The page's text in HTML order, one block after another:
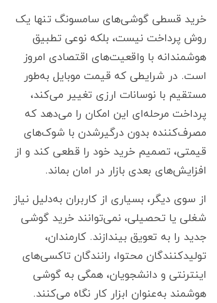
خرید قسطی گوشی‌های سامسونگ تنها یک
روش پرداخت نیست، بلکه نوعی تطبیق
هوشمندانه با واقعیت‌های اقتصادی امروز
است. در شرایطی که قیمت موبایل به‌طور
مستقیم با نوسانات ارزی تغییر می‌کند،
پرداخت مرحله‌ای این امکان را می‌دهد که
مصرف‌کننده بدون درگیرشدن با شوک‌های
قیمتی، تصمیم خرید خود را قطعی کند و از
افزایش‌های بعدی بازار در امان بماند.
از سوی دیگر، بسیاری از کاربران به‌دلیل نیاز
شغلی یا تحصیلی، نمی‌توانند خرید گوشی
جدید را به تعویق بیندازند. کارمندان،
تولیدکنندگان محتوا، رانندگان تاکسی‌های
اینترنتی و دانشجویان، همگی به گوشی
هوشمند به‌عنوان ابزار کار نگاه می‌کنند.